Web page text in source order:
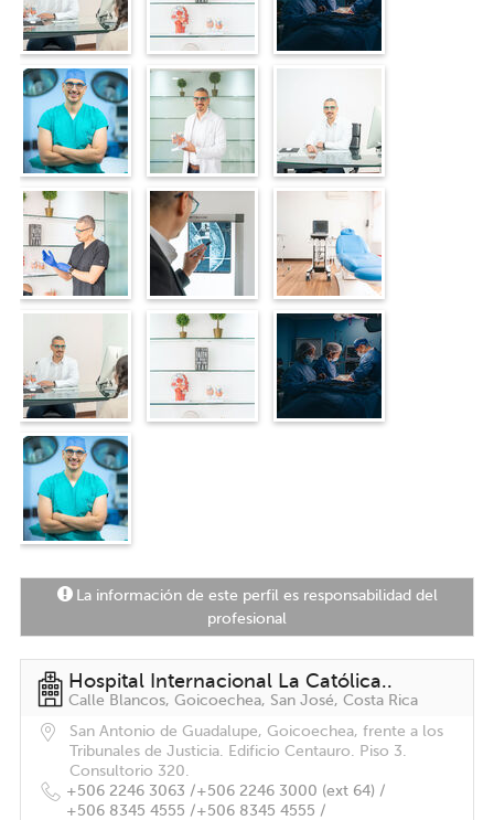
La información de este perfil es responsabilidad del
profesional
Hospital Internacional La Católica..
Calle Blancos, Goicoechea, San José, Costa Rica
San Antonio de Guadalupe, Goicoechea, frente a los
Tribunales de Justicia. Edificio Centauro. Piso 3.
Consultorio 320.
+506 2246 3063 /+506 2246 3000 (ext 64) /
+506 8345 4555 /+506 8345 4555 /